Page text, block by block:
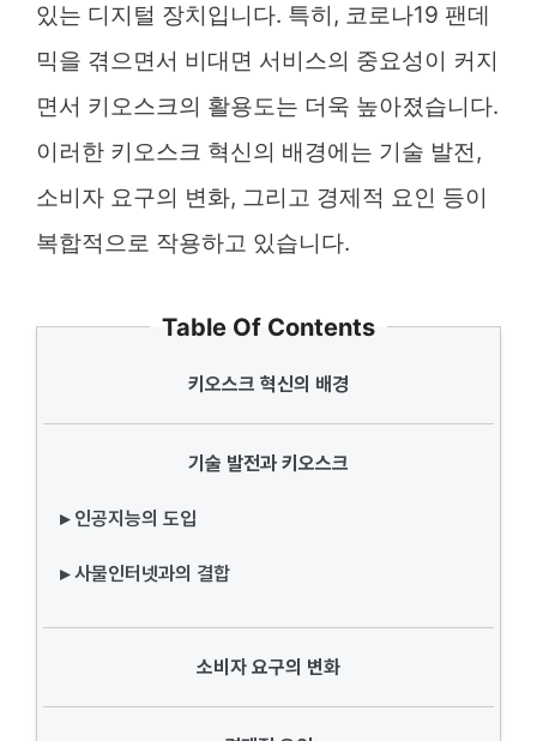
있는 디지털 장치입니다. 특히, 코로나19 팬데
믹을 겪으면서 비대면 서비스의 중요성이 커지
면서 키오스크의 활용도는 더욱 높아졌습니다.
이러한 키오스크 혁신의 배경에는 기술 발전,
소비자 요구의 변화, 그리고 경제적 요인 등이
복합적으로 작용하고 있습니다.
Table Of Contents
키오스크 혁신의 배경
기술 발전과 키오스크
▸ 인공지능의 도입
▸ 사물인터넷과의 결합
소비자 요구의 변화